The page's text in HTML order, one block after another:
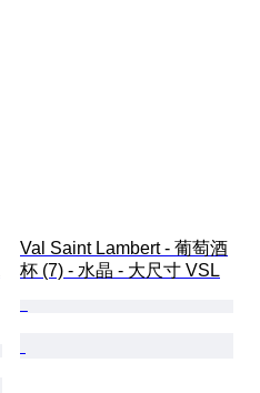
Val Saint Lambert - 葡萄酒
杯 (7) - 水晶 - 大尺寸 VSL